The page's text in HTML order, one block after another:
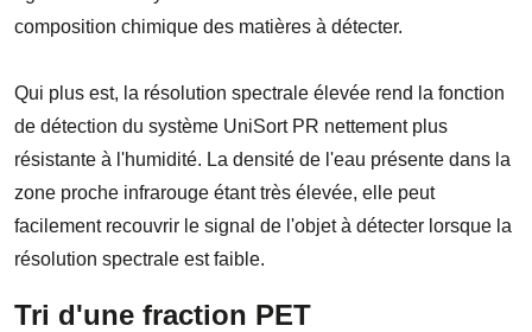
composition chimique des matières à détecter.
Qui plus est, la résolution spectrale élevée rend la fonction
de détection du système UniSort PR nettement plus
résistante à l'humidité. La densité de l'eau présente dans la
zone proche infrarouge étant très élevée, elle peut
facilement recouvrir le signal de l'objet à détecter lorsque la
résolution spectrale est faible.
Tri d'une fraction PET